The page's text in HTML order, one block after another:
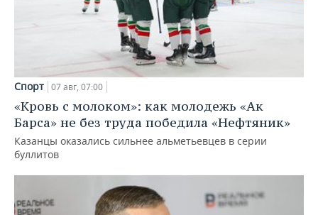
Спорт 07 авг, 07:00
«Кровь с молоком»: как молодежь «Ак
Барса» не без труда победила «Нефтяник»
Казанцы оказались сильнее альметьевцев в серии
буллитов